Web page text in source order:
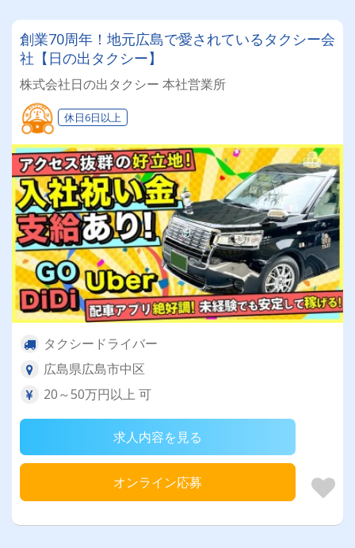
創業70周年！地元広島で愛されているタクシー会
社【日の出タクシー】
株式会社日の出タクシー 本社営業所
休日6日以上
タクシードライバー
広島県広島市中区
20～50万円以上 可
求人内容を見る
オンライン応募